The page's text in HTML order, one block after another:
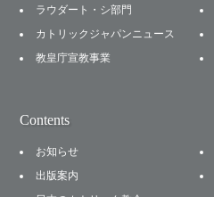
ラウダート・シ部門
カトリックジャパンニュース
教皇庁宣教事業
Contents
お知らせ
出版案内